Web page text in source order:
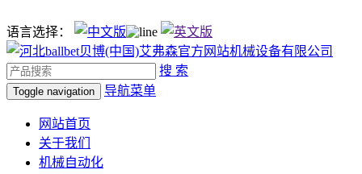
语言选择：
搜 索
Toggle navigation 导航菜单
网站首页
关于我们
机械自动化